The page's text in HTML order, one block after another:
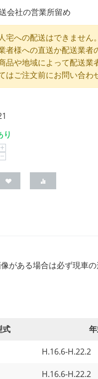
会社の営業所留め
宅への配送はできません
者様への直送か配送業者
品や地域によって配送
はご注文前にお問い合わ
り
+
−
ある場合は必ず現車の
式
H.16.6-H.22.2
H.16.6-H.22.2